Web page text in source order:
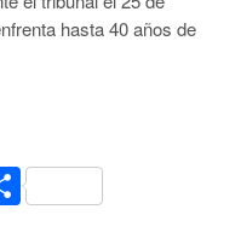
hasta 40 años de
Compartir